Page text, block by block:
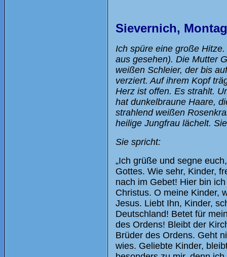
Sievernich,
Ich spüre eine große
aus gesehen). Die Mutter
weißen Schleier, der bis
verziert. Auf ihrem Kopf
Herz ist offen. Es strahlt.
hat dunkelbraune Haare,
strahlend weißen
heilige Jungfrau lächelt.
Sie spricht:
„Ich grüße und segne
Gottes. Wie sehr, Kinder,
nach im Gebet! Hier bin
Christus. O meine Kinder,
Jesus. Liebt Ihn, Kinder,
Deutschland! Betet für
des Ordens! Bleibt der
Brüder des Ordens. Geht
wies. Geliebte Kinder,